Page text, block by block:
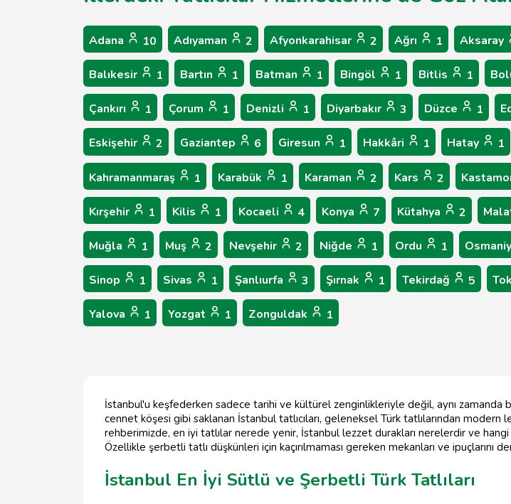
Adana 10 Adıyaman 2 Afyonkarahisar 2 Ağrı 1 Aksaray
Balıkesir 1 Bartın 1 Batman 1 Bingöl 1 Bitlis 1
Çankırı 1 Çorum 1 Denizli 1 Diyarbakır 3 Düzce 1
Eskişehir 2 Gaziantep 6 Giresun 1 Hakkâri 1 Hatay 1
Kahramanmaraş 1 Karabük 1 Karaman 2 Kars 2
Kırşehir 1 Kilis 1 Kocaeli 4 Konya 7 Kütahya 2
Muğla 1 Muş 2 Nevşehir 2 Niğde 1 Ordu 1
Sinop 1 Sivas 1 Şanlıurfa 3 Şırnak 1 Tekirdağ 5
Yalova 1 Yozgat 1 Zonguldak 1
İstanbul'u keşfederken sadece tarihi ve kültürel zenginlikleriyle değil, aynı
cennet köşesi gibi saklanan İstanbul tatlıcıları, geleneksel Türk tatlılarından
rehberimizde, en iyi tatlılar nerede yenir, İstanbul lezzet durakları nerelerdir ve hangi
Özellikle şerbetli tatlı düşkünleri için kaçırılmaması gereken mekanları ve ipuçlarını
İstanbul En İyi Sütlü ve Şerbetli Türk Tatlıları